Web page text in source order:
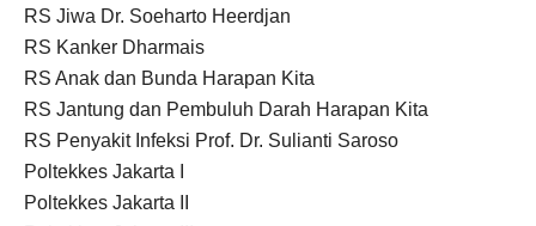
RS Jiwa Dr. Soeharto Heerdjan
RS Kanker Dharmais
RS Anak dan Bunda Harapan Kita
RS Jantung dan Pembuluh Darah Harapan Kita
RS Penyakit Infeksi Prof. Dr. Sulianti Saroso
Poltekkes Jakarta I
Poltekkes Jakarta II